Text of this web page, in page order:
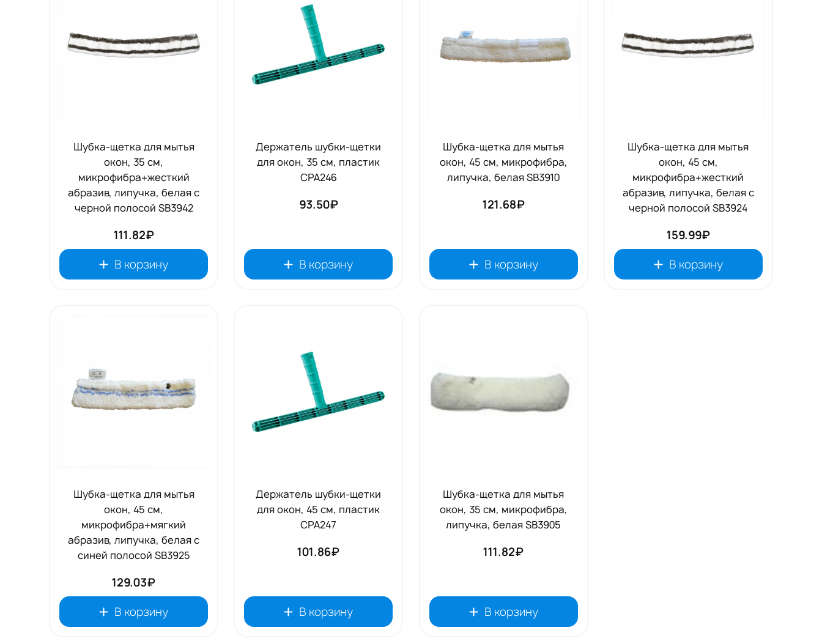
Шубка-щетка для мытья
окон, 35 см,
микрофибра+жесткий
абразив, липучка, белая с
черной полосой SB3942
111.82₽
В корзину
Держатель шубки-щетки
для окон, 35 см, пластик
CPA246
93.50₽
В корзину
Шубка-щетка для мытья
окон, 45 см, микрофибра,
липучка, белая SB3910
121.68₽
В корзину
Шубка-щетка для мытья
окон, 45 см,
микрофибра+жесткий
абразив, липучка, белая с
черной полосой SB3924
159.99₽
В корзину
Шубка-щетка для мытья
окон, 45 см,
микрофибра+мягкий
абразив, липучка, белая с
синей полосой SB3925
129.03₽
В корзину
Держатель шубки-щетки
для окон, 45 см, пластик
CPA247
101.86₽
В корзину
Шубка-щетка для мытья
окон, 35 см, микрофибра,
липучка, белая SB3905
111.82₽
В корзину